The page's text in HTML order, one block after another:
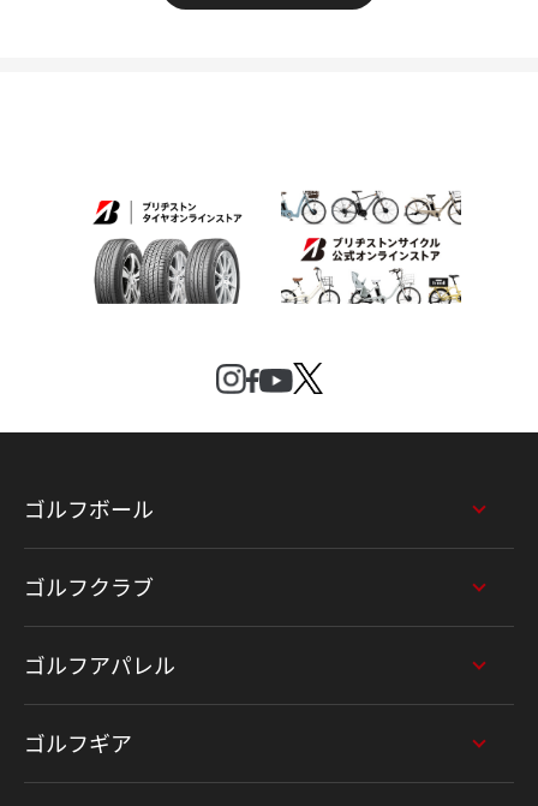
ゴルフボール
ゴルフクラブ
ゴルフアパレル
ゴルフギア